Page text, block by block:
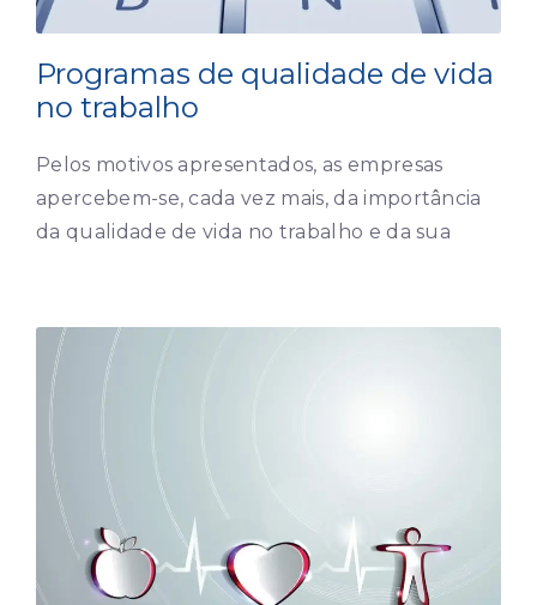
Programas de qualidade de vida
no trabalho
Pelos motivos apresentados, as empresas
apercebem-se, cada vez mais, da importância
da qualidade de vida no trabalho e da sua